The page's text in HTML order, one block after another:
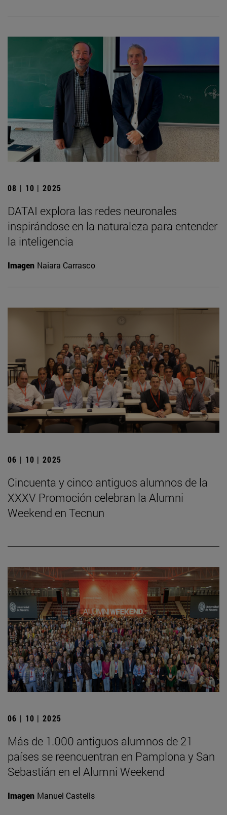
08 | 10 | 2025
DATAI explora las redes neuronales
inspirándose en la naturaleza para entender
la inteligencia
Imagen Naiara Carrasco
06 | 10 | 2025
Cincuenta y cinco antiguos alumnos de la
XXXV Promoción celebran la Alumni
Weekend en Tecnun
06 | 10 | 2025
Más de 1.000 antiguos alumnos de 21
países se reencuentran en Pamplona y San
Sebastián en el Alumni Weekend
Imagen Manuel Castells